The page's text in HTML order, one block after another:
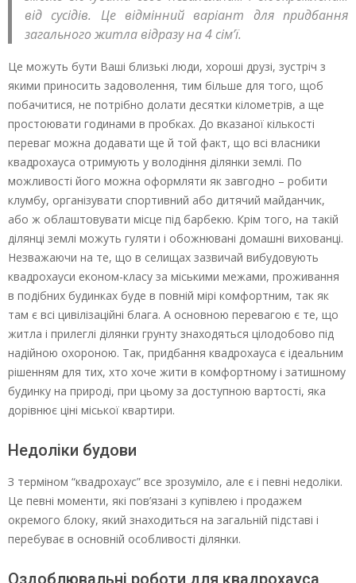
від сусідів. Це відмінний варіант для придбання
загального житла відразу на 4 сім’ї.
Це можуть бути Ваші близькі люди, хороші друзі, зустріч з
якими приносить задоволення, тим більше для того, щоб
побачитися, не потрібно долати десятки кілометрів, а ще
простоювати годинами в пробках. До вказаної кількості
переваг можна додавати ще й той факт, що всі власники
квадрохауса отримують у володіння ділянки землі. По
можливості його можна оформляти як завгодно – робити
клумбу, організувати спортивний або дитячий майданчик,
або ж облаштовувати місце під барбекю. Крім того, на такій
ділянці землі можуть гуляти і обожнювані домашні вихованці.
Незважаючи на те, що в селищах зазвичай вибудовують
квадрохауси економ-класу за міськими межами, проживання
в подібних будинках буде в повній мірі комфортним, так як
там є всі цивілізаційні блага. А основною перевагою є те, що
житла і прилеглі ділянки грунту знаходяться цілодобово під
надійною охороною. Так, придбання квадрохауса є ідеальним
рішенням для тих, хто хоче жити в комфортному і затишному
будинку на природі, при цьому за доступною вартості, яка
дорівнює ціні міської квартири.
Недоліки будови
З терміном “квадрохаус” все зрозуміло, але є і певні недоліки.
Це певні моменти, які пов’язані з купівлею і продажем
окремого блоку, який знаходиться на загальній підставі і
перебуває в основній особливості ділянки.